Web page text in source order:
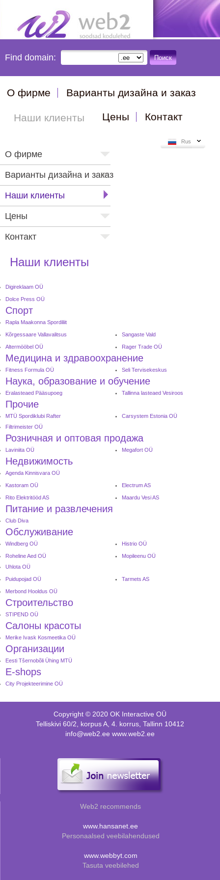
Find domain: Поиск
О фирме Варианты дизайна и заказ
Наши клиенты Цены Контакт
Rus
О фирме
Варианты дизайна и заказ
Наши клиенты
Цены
Контакт
Наши клиенты
Digireklaam OÜ
Dolce Press OÜ
Спорт
Rapla Maakonna Spordiliit
Kõrgessaare Vallavalitsus Sangaste Vald
Altermööbel OÜ Rager Trade OÜ
Медицина и здравоохранение
Fitness Formula OÜ Seli Tervisekeskus
Наука, образование и обучение
Eralasteaed Pääsupoeg Tallinna lasteaed Vesiroos
Прочие
MTÜ Spordiklubi Rafter
Filtrimeister OÜ
Carsystem Estonia OÜ
Розничная и оптовая продажа
Laviniita OÜ Megafort OÜ
Недвижимость
Agenda Kinnisvara OÜ
Kastoram OÜ Electrum AS
Rito Elektritööd AS Maardu Vesi AS
Питание и развлечения
Club Diva
Обслуживание
Windberg OÜ Histrio OÜ
Roheline Aed OÜ
Uhlota OÜ
Mopileenu OÜ
Puidupojad OÜ Tarmets AS
Merbond Hooldus OÜ
Строительство
STIPEND OÜ
Салоны красоты
Merike Ivask Kosmeetika OÜ
Организации
Eesti Tšernobõli Ühing MTÜ
E-shops
City Projekteerimine OÜ
Copyright © 2020 OK Interactive OÜ
Telliskivi 60/2, korpus A, 4. korrus, Tallinn 10412
info@web2.ee www.web2.ee
Web2 recommends
www.hansanet.ee
Personaalsed veebilahendused
www.webbyt.com
Tasuta veebilehed